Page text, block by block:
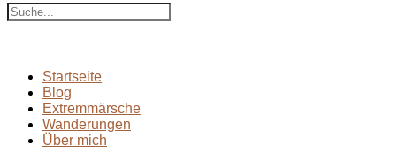
Startseite
Blog
Extremmärsche
Wanderungen
Über mich